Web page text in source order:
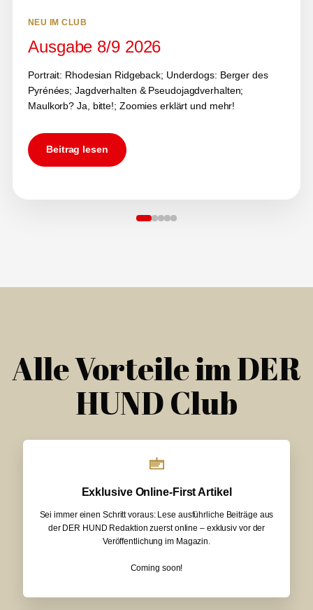
NEU IM CLUB
Ausgabe 8/9 2026
Portrait: Rhodesian Ridgeback; Underdogs: Berger des
Pyrénées; Jagdverhalten & Pseudojagdverhalten;
Maulkorb? Ja, bitte!; Zoomies erklärt und mehr!
Beitrag lesen
Alle Vorteile im DER
HUND Club
Exklusive Online-First Artikel
Sei immer einen Schritt voraus: Lese ausführliche Beiträge aus
der DER HUND Redaktion zuerst online – exklusiv vor der
Veröffentlichung im Magazin.
Coming soon!